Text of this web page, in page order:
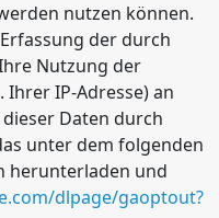
nutzen können.
der durch
Nutzung der
IP-Adresse) an
Daten durch
unter dem folgenden
herunterladen und
dlpage/gaoptout?